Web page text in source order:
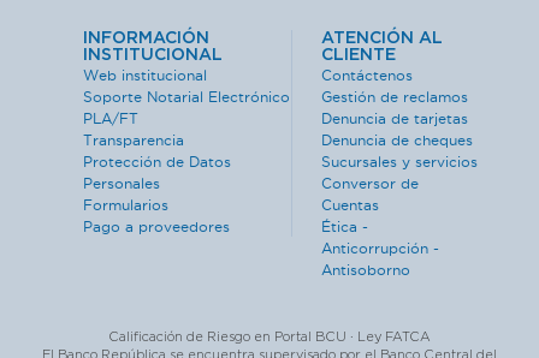
INFORMACIÓN
INSTITUCIONAL
Web institucional
Soporte Notarial Electrónico
PLA/FT
Transparencia
Protección de Datos
Personales
Formularios
Pago a proveedores
ATENCIÓN AL
CLIENTE
Contáctenos
Gestión de reclamos
Denuncia de tarjetas
Denuncia de cheques
Sucursales y servicios
Conversor de
Cuentas
Ética -
Anticorrupción -
Antisoborno
Calificación de Riesgo en Portal BCU · Ley FATCA
El Banco República se encuentra supervisado por el Banco Central del